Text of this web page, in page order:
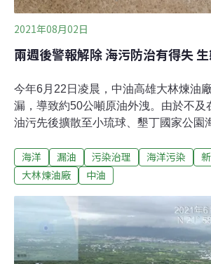
2021年08月02日
兩週後警報解除 海污防治有得失
今年6月22日凌晨，中油高雄大林煉油
漏，導致約50公噸原油外洩。由於不及
油污先後擴散至小琉球、墾丁國家公園
次，專家提醒，未來更需應付隨極端氣
險。而此次的漏油規模，可說是海委會
機關面對重大油污染事件的應變能力。
件，都將對生態環境造成難以估計的損
邀請海保署重塑現場，並透過「6/22海
討」公聽會的重點整理，記錄仍在進行
海洋 漏油 污染治理 海洋污染
大林煉油廠
中油